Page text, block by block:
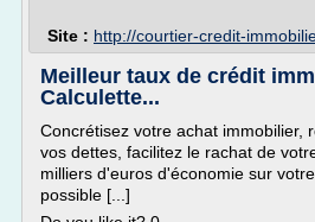
Site : http://courtier-credit-
Meilleur taux de crédit
Calculette...
Concrétisez votre achat immobilier,
vos dettes, facilitez le rachat de
milliers d'euros d'économie sur
possible [...]